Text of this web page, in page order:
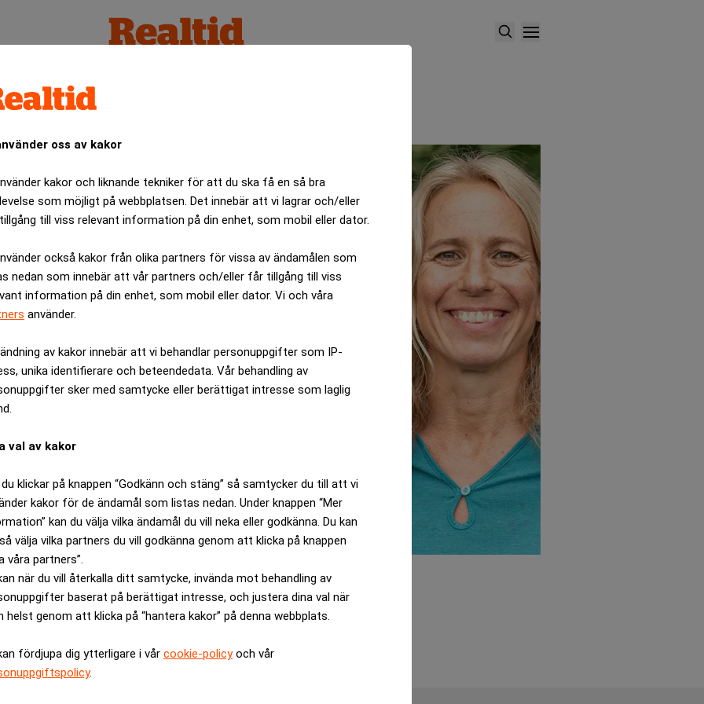
oss av kakor
kakor och liknande tekniker för att du ska få en så bra
som möjligt på webbplatsen. Det innebär att vi lagrar och/eller
till viss relevant information på din enhet, som mobil eller dator.
också kakor från olika partners för vissa av ändamålen som
nedan som innebär att vår partners och/eller får tillgång till viss
information på din enhet, som mobil eller dator. Vi och våra
använder.
av kakor innebär att vi behandlar personuppgifter som IP-
unika identifierare och beteendedata. Vår behandling av
sker med samtycke eller berättigat intresse som laglig
val av kakor
klickar på knappen “Godkänn och stäng” så samtycker du till att vi
kakor för de ändamål som listas nedan. Under knappen “Mer
kan du välja vilka ändamål du vill neka eller godkänna. Du kan
välja vilka partners du vill godkänna genom att klicka på knappen
våra partners”.
när du vill återkalla ditt samtycke, invända mot behandling av
baserat på berättigat intresse, och justera dina val när
helst genom att klicka på “hantera kakor” på denna webbplats.
fördjupa dig ytterligare i vår cookie-policyoch vår
.
mot nya genombrott